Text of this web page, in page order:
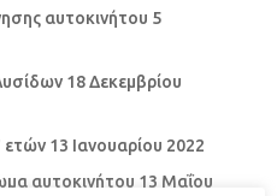
αυτοκινήτου 5
18 Δεκεμβρίου
ετών 13 Ιανουαρίου 2022
αυτοκινήτου 13 Μαΐου